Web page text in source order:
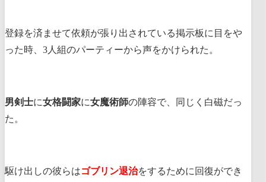
登録を済ませて依頼が張り出されている掲示板に目をや
った時、3人組のパーティーから声をかけられた。
男剣士に女格闘家に女魔術師の陣容で、同じく白磁だっ
た。
駆け出しの彼らはゴブリン退治をするために回復ができ